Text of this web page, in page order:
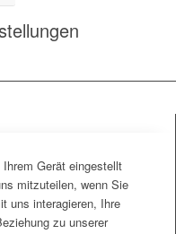
Gerät eingestellt
mitzuteilen, wenn Sie
uns interagieren, Ihre
zu unserer